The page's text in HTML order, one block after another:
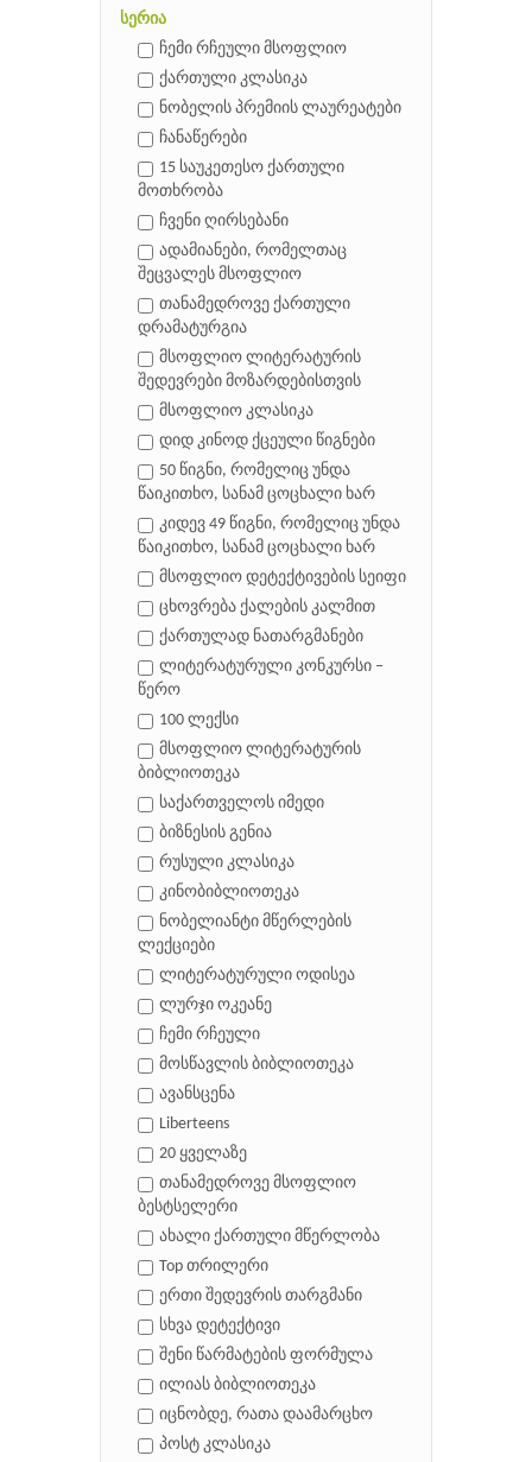
სერია
ჩემი რჩეული მსოფლიო
ქართული კლასიკა
ნობელის პრემიის ლაურეატები
ჩანაწერები
15 საუკეთესო ქართული
მოთხრობა
ჩვენი ღირსებანი
ადამიანები, რომელთაც
შეცვალეს მსოფლიო
თანამედროვე ქართული
დრამატურგია
მსოფლიო ლიტერატურის
შედევრები მოზარდებისთვის
მსოფლიო კლასიკა
დიდ კინოდ ქცეული წიგნები
50 წიგნი, რომელიც უნდა
წაიკითხო, სანამ ცოცხალი ხარ
კიდევ 49 წიგნი, რომელიც უნდა
წაიკითხო, სანამ ცოცხალი ხარ
მსოფლიო დეტექტივების სეიფი
ცხოვრება ქალების კალმით
ქართულად ნათარგმანები
ლიტერატურული კონკურსი –
წერო
100 ლექსი
მსოფლიო ლიტერატურის
ბიბლიოთეკა
საქართველოს იმედი
ბიზნესის გენია
რუსული კლასიკა
კინობიბლიოთეკა
ნობელიანტი მწერლების
ლექციები
ლიტერატურული ოდისეა
ლურჯი ოკეანე
ჩემი რჩეული
მოსწავლის ბიბლიოთეკა
ავანსცენა
Liberteens
20 ყველაზე
თანამედროვე მსოფლიო
ბესტსელერი
ახალი ქართული მწერლობა
Top თრილერი
ერთი შედევრის თარგმანი
სხვა დეტექტივი
შენი წარმატების ფორმულა
ილიას ბიბლიოთეკა
იცნობდე, რათა დაამარცხო
პოსტ კლასიკა